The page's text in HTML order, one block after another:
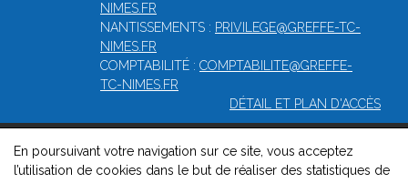
NIMES.FR
NANTISSEMENTS : PRIVILEGE@GREFFE-TC-
NIMES.FR
COMPTABILITÉ : COMPTABILITE@GREFFE-
TC-NIMES.FR
DÉTAIL ET PLAN D'ACCÈS
© 2026, Greffe du Tribunal de Commerce de Nîmes -Mentions
légales-Contact -Gestion des cookies -Politique de
En poursuivant votre navigation sur ce site, vous acceptez
l’utilisation de cookies dans le but de réaliser des statistiques de